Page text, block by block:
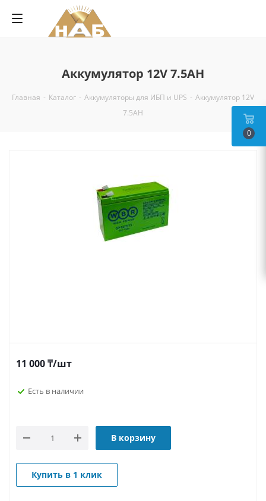
Аккумулятор 12V 7.5AH
Главная - Каталог - Аккумуляторы для ИБП и UPS - Аккумулятор 12V
7.5AH
11 000₸/шт
Есть в наличии
В корзину
Купить в 1 клик
0